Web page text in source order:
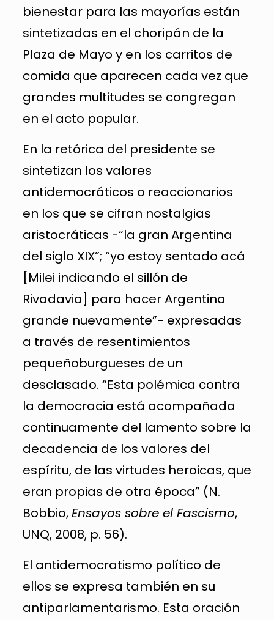
bienestar para las mayorías están
sintetizadas en el choripán de la
Plaza de Mayo y en los carritos de
comida que aparecen cada vez que
grandes multitudes se congregan
en el acto popular.
En la retórica del presidente se
sintetizan los valores
antidemocráticos o reaccionarios
en los que se cifran nostalgias
aristocráticas -“la gran Argentina
del siglo XIX”; “yo estoy sentado acá
[Milei indicando el sillón de
Rivadavia] para hacer Argentina
grande nuevamente”- expresadas
a través de resentimientos
pequeñoburgueses de un
desclasado. “Esta polémica contra
la democracia está acompañada
continuamente del lamento sobre la
decadencia de los valores del
espíritu, de las virtudes heroicas, que
eran propias de otra época” (N.
Bobbio,Ensayos sobre el Fascismo,
UNQ, 2008, p. 56).
El antidemocratismo político de
ellos se expresa también en su
antiparlamentarismo. Esta oración